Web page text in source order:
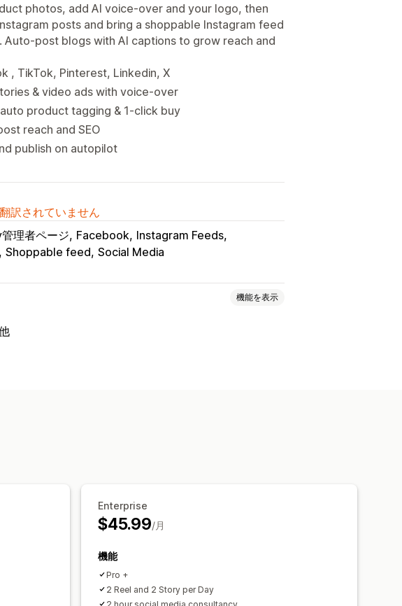
photos, add AI voice-over and your logo, then
posts and bring a shoppable Instagram feed
post blogs with AI captions to grow reach and
, TikTok, Pinterest, Linkedin, X
& video ads with voice-over
product tagging & 1-click buy
reach and SEO
publish on autopilot
訳されていません
理者ページ Facebook Instagram Feeds
Shoppable feed Social Media
機能を表示
Enterprise
$45.99/月
機能
Pro +
2 Reel and 2 Story per Day